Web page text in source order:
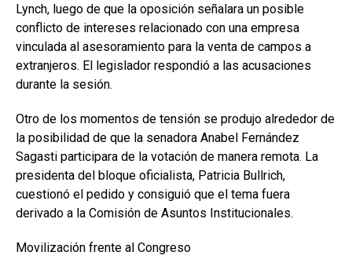
Lynch, luego de que la oposición señalara un posible
conflicto de intereses relacionado con una empresa
vinculada al asesoramiento para la venta de campos a
extranjeros. El legislador respondió a las acusaciones
durante la sesión.
Otro de los momentos de tensión se produjo alrededor de
la posibilidad de que la senadora Anabel Fernández
Sagasti participara de la votación de manera remota. La
presidenta del bloque oficialista, Patricia Bullrich,
cuestionó el pedido y consiguió que el tema fuera
derivado a la Comisión de Asuntos Institucionales.
Movilización frente al Congreso